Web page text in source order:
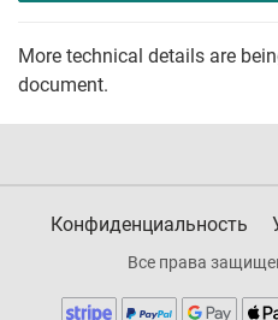
More technical details are
document.
Конфиденциальность
Все права